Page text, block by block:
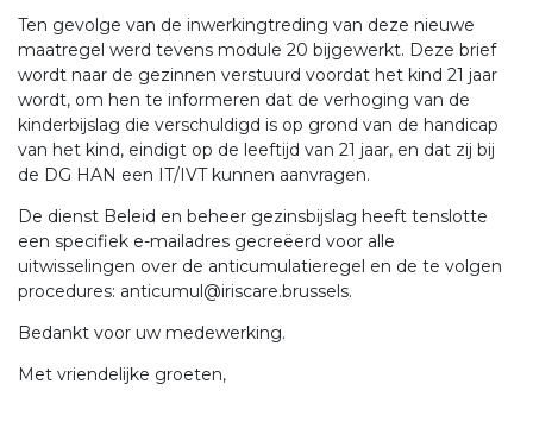
Ten gevolge van de inwerkingtreding van deze nieuwe
maatregel werd tevens module 20 bijgewerkt. Deze brief
wordt naar de gezinnen verstuurd voordat het kind 21 jaar
wordt, om hen te informeren dat de verhoging van de
kinderbijslag die verschuldigd is op grond van de handicap
van het kind, eindigt op de leeftijd van 21 jaar, en dat zij bij
de DG HAN een IT/IVT kunnen aanvragen.
De dienst Beleid en beheer gezinsbijslag heeft tenslotte
een specifiek e-mailadres gecreëerd voor alle
uitwisselingen over de anticumulatieregel en de te volgen
procedures: anticumul@iriscare.brussels.
Bedankt voor uw medewerking.
Met vriendelijke groeten,